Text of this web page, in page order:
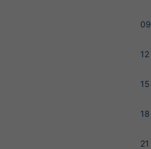
09
12
15
18
21